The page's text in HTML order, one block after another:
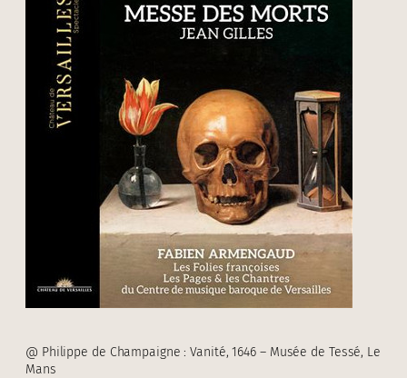
@ Philippe de Champaigne : Vanité, 1646 – Musée de Tessé, Le
Mans